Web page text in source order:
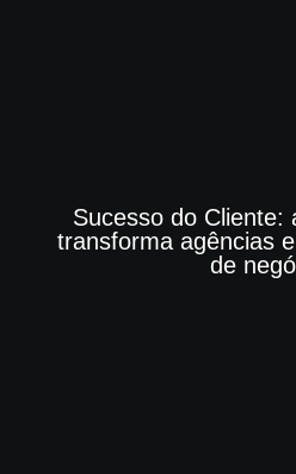
Sucesso do Cliente:
transforma agências
de